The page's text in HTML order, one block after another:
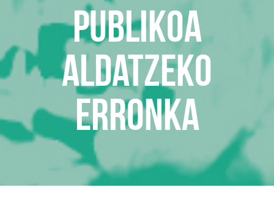
PUBLIKOA
ALDATZEKO
ERRONKA